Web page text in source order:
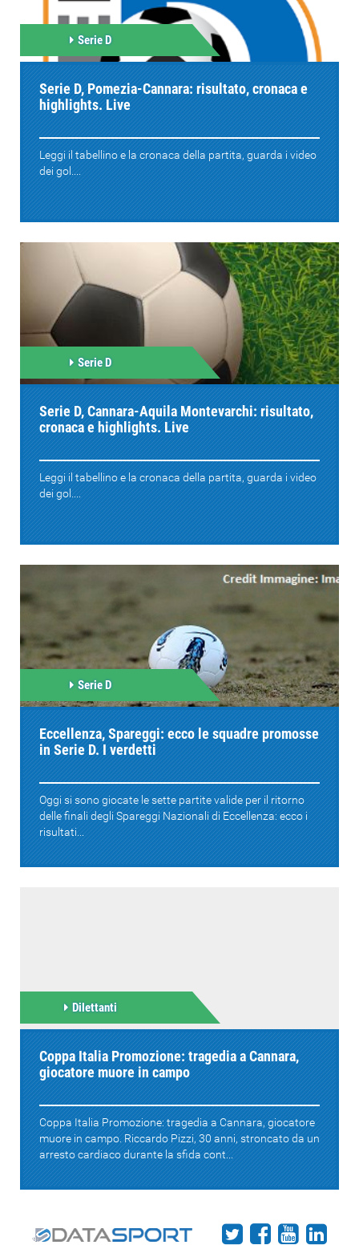
Serie D
Serie D, Pomezia-Cannara: risultato, cronaca e
highlights. Live
Leggi il tabellino e la cronaca della partita, guarda i video
dei gol....
Serie D
Serie D, Cannara-Aquila Montevarchi: risultato,
cronaca e highlights. Live
Leggi il tabellino e la cronaca della partita, guarda i video
dei gol....
Serie D
Eccellenza, Spareggi: ecco le squadre promosse
in Serie D. I verdetti
Oggi si sono giocate le sette partite valide per il ritorno
delle finali degli Spareggi Nazionali di Eccellenza: ecco i
risultati...
Dilettanti
Coppa Italia Promozione: tragedia a Cannara,
giocatore muore in campo
Coppa Italia Promozione: tragedia a Cannara, giocatore
muore in campo. Riccardo Pizzi, 30 anni, stroncato da un
arresto cardiaco durante la sfida cont...